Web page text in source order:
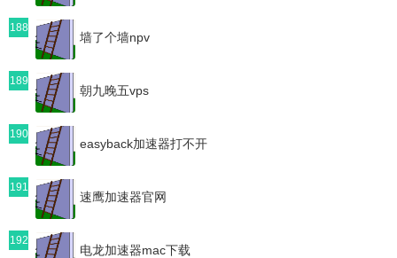
188
墙了个墙npv
189
朝九晚五vps
190
easyback加速器打不开
191
速鹰加速器官网
192
电龙加速器mac下载